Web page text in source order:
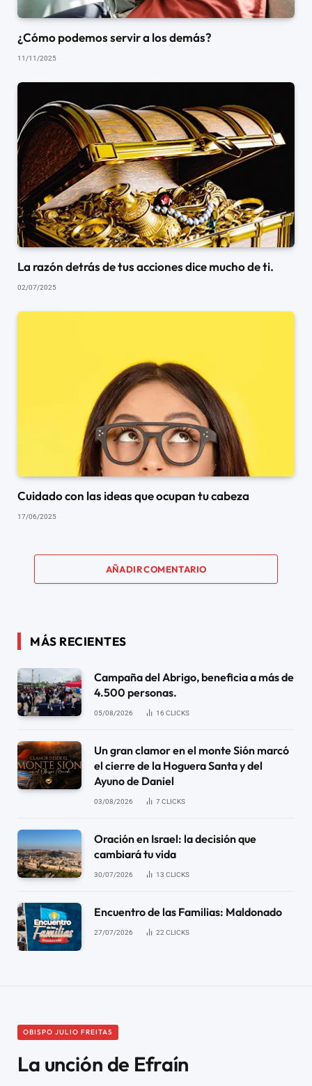
¿Cómo podemos servir a los demás?
11/11/2025
La razón detrás de tus acciones dice mucho de ti.
02/07/2025
Cuidado con las ideas que ocupan tu cabeza
17/06/2025
AÑADIR COMENTARIO
MÁS RECIENTES
Campaña del Abrigo, beneficia a más de
4.500 personas.
05/08/2026 16 CLICKS
Un gran clamor en el monte Sión marcó
el cierre de la Hoguera Santa y del
Ayuno de Daniel
03/08/2026 7 CLICKS
Oración en Israel: la decisión que
cambiará tu vida
30/07/2026 13 CLICKS
Encuentro de las Familias: Maldonado
27/07/2026 22CLICKS
OBISPO JULIO FREITAS
La unción de Efraín